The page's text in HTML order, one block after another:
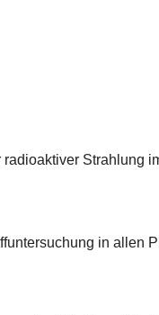
Strahlung
in allen